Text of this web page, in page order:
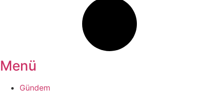
Menü
Gündem